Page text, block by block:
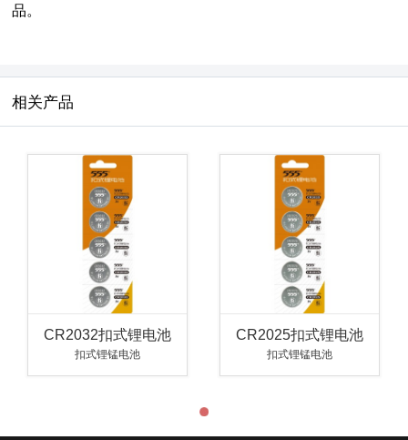
品。
相关产品
CR2032扣式锂电池
扣式锂锰电池
CR2025扣式锂电池
扣式锂锰电池